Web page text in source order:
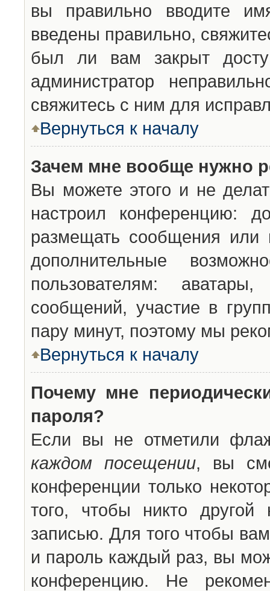
вы правильно вводите
введены правильно,
был ли вам закрыт
администратор
свяжитесь с ним для
Вернуться к началу
Зачем мне вообще нужно
Вы можете этого и не
настроил конференцию:
размещать сообщения или
дополнительные
пользователям:
сообщений, участие в
пару минут, поэтому мы
Вернуться к началу
Почему мне
пароля?
Если вы не отметили
каждом посещении, вы
конференции только
того, чтобы никто другой
записью. Для того чтобы
и пароль каждый раз, вы
конференцию. Не